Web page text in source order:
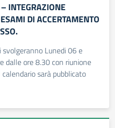
INTEGRAZIONE
DI ACCERTAMENTO
Lunedi 06 e
dalle ore 8.30 con riunione
sarà pubblicato